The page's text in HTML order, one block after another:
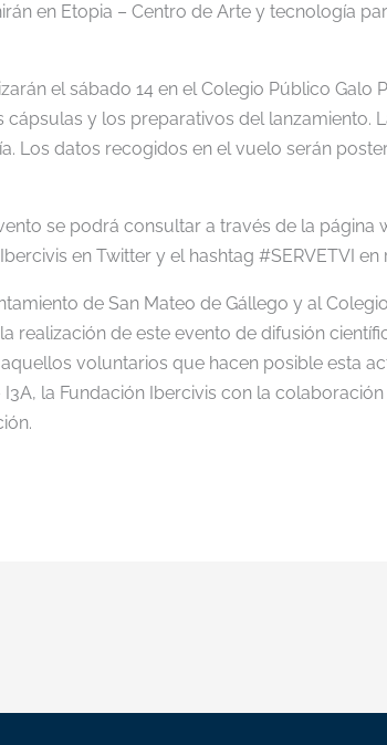
en Etopia – Centro de Arte y tecnología
el sábado 14 en el Colegio Público Galo
cápsulas y los preparativos del lanzamiento.
Los datos recogidos en el vuelo serán
se podrá consultar a través de la página
en Twitter y el hashtag #SERVETVI en
de San Mateo de Gállego y al
realización de este evento de difusión
voluntarios que hacen posible esta
la Fundación Ibercivis con la